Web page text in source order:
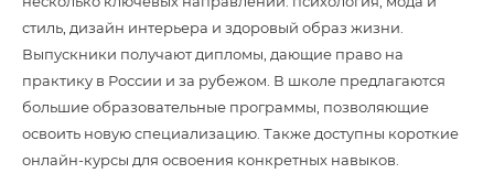
стиль, дизайн интерьера и здоровый образ жизни.
Выпускники получают дипломы, дающие право на
практику в России и за рубежом. В школе предлагаются
большие образовательные программы, позволяющие
освоить новую специализацию. Также доступны короткие
онлайн-курсы для освоения конкретных навыков.